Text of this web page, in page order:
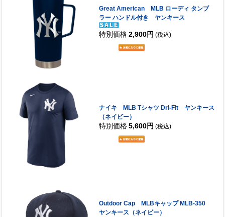
Great American MLB ローディ タンブ
ラー ハンドル付き ヤンキース
特別価格 2,900円 (税込)
ナイキ MLB Tシャツ Dri-Fit ヤンキース
（ネイビー）
特別価格 5,600円 (税込)
Outdoor Cap MLBキャップ MLB-350
ヤンキース（ネイビー）